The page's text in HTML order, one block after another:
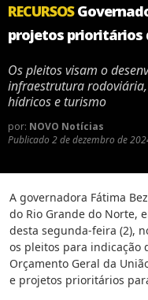
RECURSOS
projetos prioritários
Os pleitos visam o
infraestrutura
hídricos e turismo
por: NOVO Notícias
Publicado 2 de dezembro de
A governadora Fátima
do Rio Grande do Norte,
desta segunda-feira (2),
os pleitos para indicação
Orçamento Geral da
e projetos prioritários